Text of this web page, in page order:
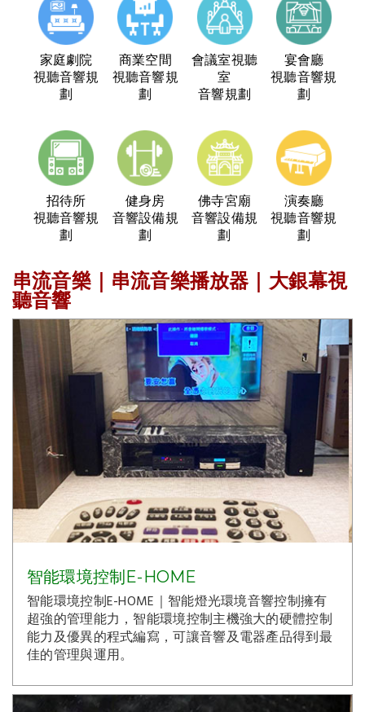
家庭劇院
視聽音響規
劃
商業空間
視聽音響規
劃
會議室視聽
室
音響規劃
宴會廳
視聽音響規
劃
招待所
視聽音響規
劃
健身房
音響設備規
劃
佛寺宮廟
音響設備規
劃
演奏廳
視聽音響規
劃
串流音樂｜串流音樂播放器｜大銀幕視
聽音響
智能環境控制E-HOME
智能環境控制E-HOME｜智能燈光環境音響控制擁有
超強的管理能力，智能環境控制主機強大的硬體控制
能力及優異的程式編寫，可讓音響及電器產品得到最
佳的管理與運用。